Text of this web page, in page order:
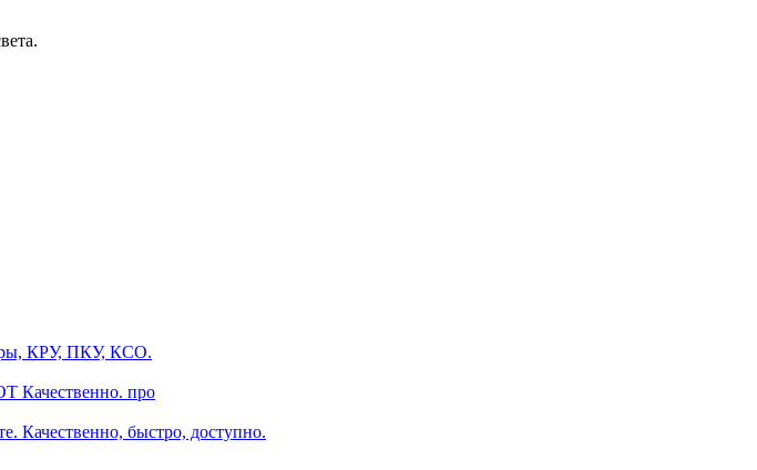
КРУ, ПКУ, КСО.
Качественно. про
Качественно, быстро, доступно.